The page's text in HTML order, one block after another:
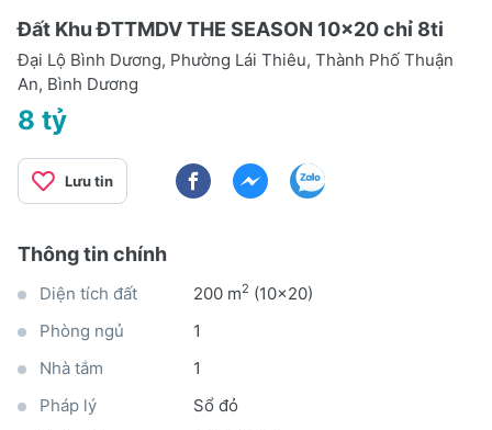
Đất Khu ĐTTMDV THE SEASON 10x20 chỉ 8ti
Đại Lộ Bình Dương, Phường Lái Thiêu, Thành Phố Thuận
An, Bình Dương
8 tỷ
Lưu tin
Thông tin chính
Diện tích đất 200 m2 (10x20)
Phòng ngủ
1
Nhà tắm
1
Pháp lý
Sổ đỏ